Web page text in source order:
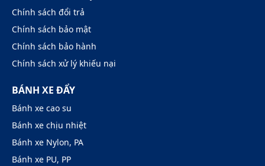
Chính sách đổi trả
Chính sách bảo mật
Chính sách bảo hành
Chính sách xử lý khiếu nại
BÁNH XE ĐẨY
Bánh xe cao su
Bánh xe chịu nhiệt
Bánh xe Nylon, PA
Bánh xe PU, PP